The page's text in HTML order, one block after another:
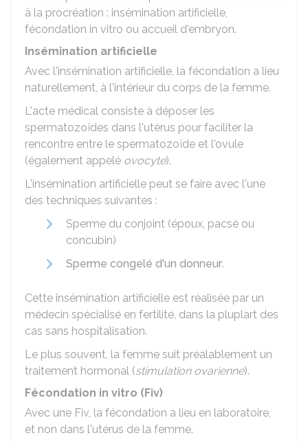
à la procréation : insémination artificielle,
fécondation in vitro ou accueil d'embryon.
Insémination artificielle
Avec l'insémination artificielle, la fécondation a lieu
naturellement, à l'intérieur du corps de la femme.
L'acte médical consiste à déposer les
spermatozoïdes dans l'utérus pour faciliter la
rencontre entre le spermatozoïde et l'ovule
(également appelé ovocyte).
L'insémination artificielle peut se faire avec l'une
des techniques suivantes :
Sperme du conjoint (époux, pacsé ou
concubin)
Sperme congelé d'un donneur.
Cette insémination artificielle est réalisée par un
médecin spécialisé en fertilité, dans la pluplart des
cas sans hospitalisation.
Le plus souvent, la femme suit préalablement un
traitement hormonal (stimulation ovarienne).
Fécondation in vitro (Fiv)
Avec une Fiv, la fécondation a lieu en laboratoire,
et non dans l'utérus de la femme.